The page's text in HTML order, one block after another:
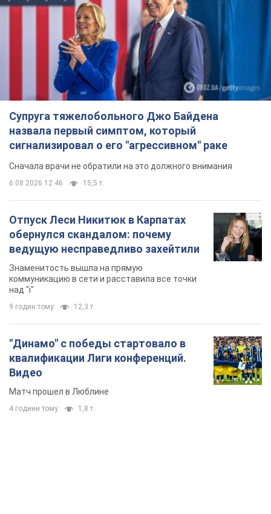
Супруга тяжелобольного Джо Байдена
назвала первый симптом, который
сигнализировал о его "агрессивном" раке
Сначала врачи не обратили на это должного внимания
6.08.2026 12:46 15,5 т.
Отпуск Леси Никитюк в Карпатах
обернулся скандалом: почему
ведущую несправедливо захейтили
Знаменитость вышла на прямую
коммуникацию в сети и расставила все точки
над "i"
9 годин тому 12,3 т.
"Динамо" с победы стартовало в
квалификации Лиги конференций.
Видео
Матч прошел в Люблине
4 години тому 1,8 т.